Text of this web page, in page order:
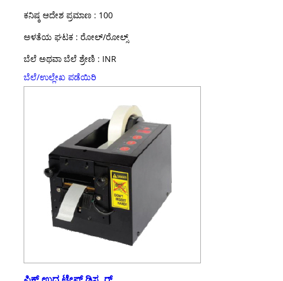
ಕನಿಷ್ಠ ಆದೇಶ ಪ್ರಮಾಣ : 100
ಅಳತೆಯ ಘಟಕ : ರೋಲ್/ರೋಲ್ಸ್
ಬೆಲೆ ಅಥವಾ ಬೆಲೆ ಶ್ರೇಣಿ : INR
ಬೆಲೆ/ಉಲ್ಲೇಖ ಪಡೆಯಿರಿ